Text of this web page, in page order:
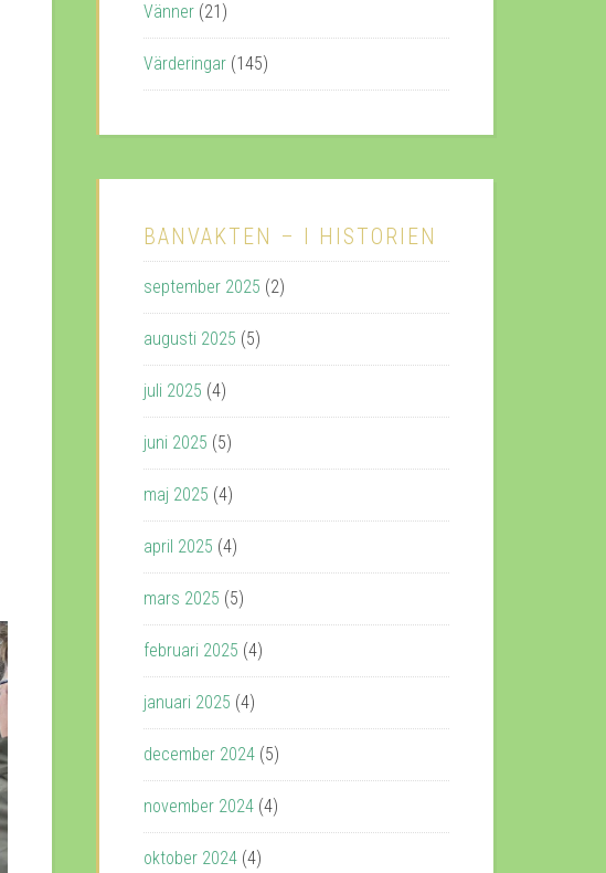
Vänner (21)
Värderingar (145)
BANVAKTEN – I HISTORIEN
september 2025 (2)
augusti 2025 (5)
juli 2025 (4)
juni 2025 (5)
maj 2025 (4)
april 2025 (4)
mars 2025 (5)
februari 2025 (4)
januari 2025 (4)
december 2024 (5)
november 2024 (4)
oktober 2024 (4)